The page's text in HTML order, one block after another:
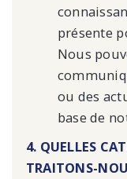
présente
Nous
ou des
base de
4. QUELLES
TRAITONS-